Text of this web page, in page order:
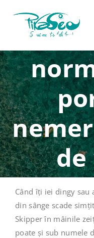
Sunt
Când îți iei dingy sau
din sânge scade
Skipper în mâinile
poate și sub numele